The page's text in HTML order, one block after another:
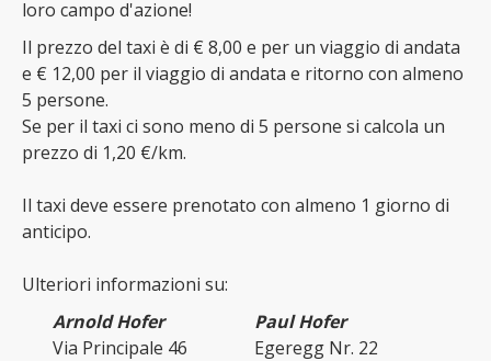
loro campo d'azione!
Il prezzo del taxi è di € 8,00 e per un viaggio di andata
e € 12,00 per il viaggio di andata e ritorno con almeno
5 persone.
Se per il taxi ci sono meno di 5 persone si calcola un
prezzo di 1,20 €/km.
Il taxi deve essere prenotato con almeno 1 giorno di
anticipo.
Ulteriori informazioni su:
Arnold Hofer
Via Principale 46
Paul Hofer
Egeregg Nr. 22